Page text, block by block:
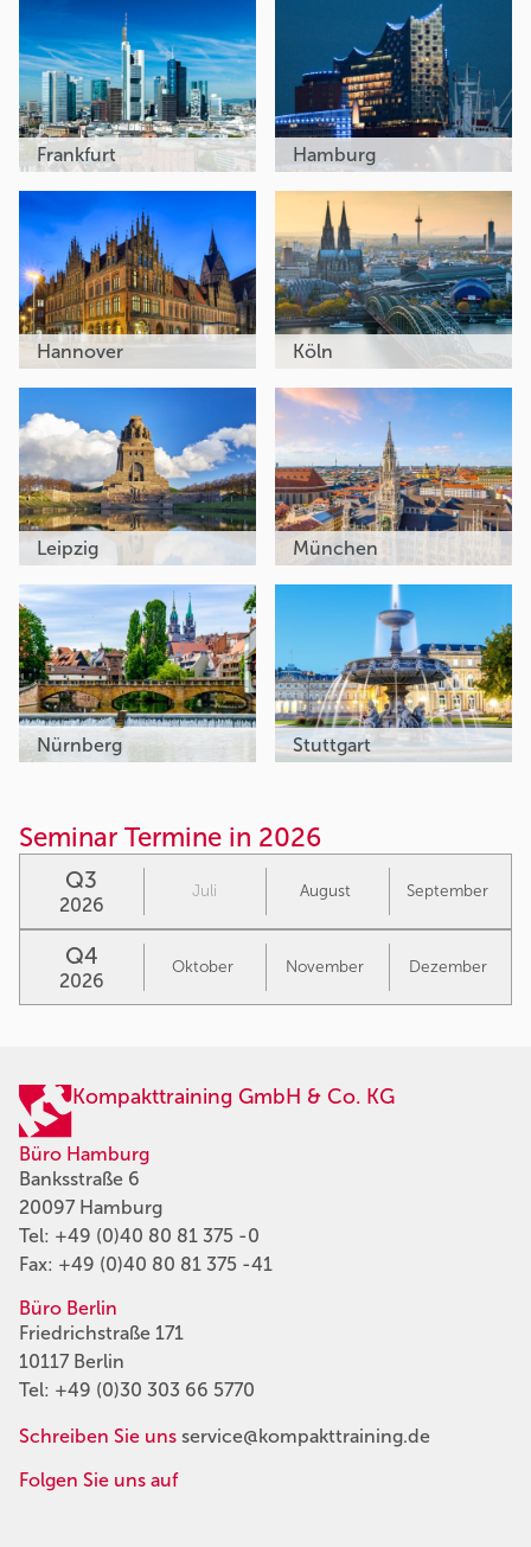
Frankfurt Hamburg
Hannover Köln
Leipzig München
Nürnberg Stuttgart
Seminar Termine in 2026
Q3
2026
Juli August September
Q4
2026
Oktober November Dezember
Kompakttraining GmbH & Co. KG
Büro Hamburg
Banksstraße 6
20097 Hamburg
Tel: +49 (0)40 80 81 375 -0
Fax: +49 (0)40 80 81 375 -41
Büro Berlin
Friedrichstraße 171
10117 Berlin
Tel: +49 (0)30 303 66 5770
Schreiben Sie uns service@kompakttraining.de
Folgen Sie uns auf